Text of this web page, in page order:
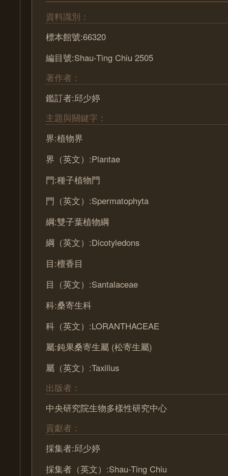
資料識別：
標本館號:66320
編目號:Shau-Ting Chiu 2505
著作者：
鑑訂者:邱少婷
主題與關鍵字：
界:植物界
界（英文）:Plantae
門:種子植物門
門（英文）:Spermatophyta
綱:雙子葉植物綱
綱（英文）:Dicotyledons
目:檀香目
目（英文）:Santalaceae
科:桑寄生科
科（英文）:LORANTHACEAE
屬:鈍果桑寄生屬 (松寄生屬)
屬（英文）:Taxillus
出版者：
中央研究院生物多樣性研究中心
貢獻者：
採集者:邱少婷
採集者（英文）:Shau-Ting Chiu